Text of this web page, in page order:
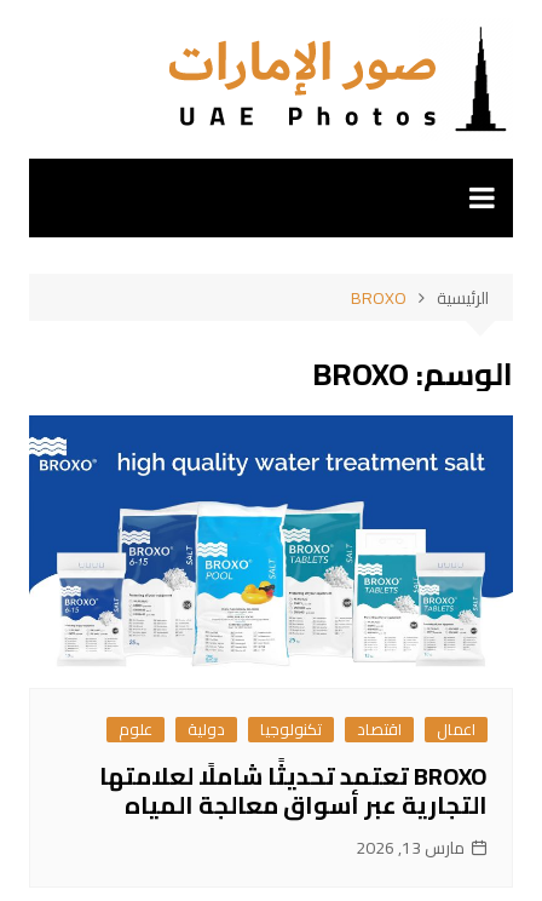
المحتوى
الرئيسية BROXO
الوسم:BROXO
اعمال اقتصاد تكنولوجيا دولية علوم
BROXO تعتمد تحديثًا شاملًا لعلامتها
التجارية عبر أسواق معالجة المياه
مارس 13, 2026